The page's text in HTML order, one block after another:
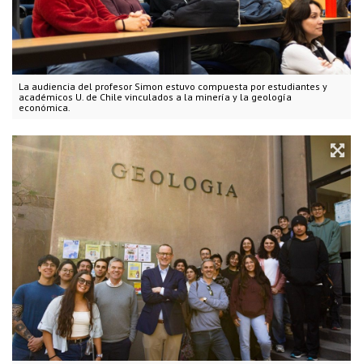
La audiencia del profesor Simon estuvo compuesta por estudiantes y
académicos U. de Chile vinculados a la minería y la geología
económica.